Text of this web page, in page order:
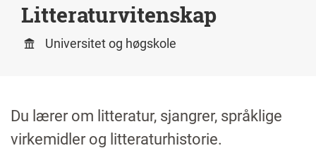
Litteraturvitenskap
Universitet og høgskole
Du lærer om litteratur, sjangrer, språklige
virkemidler og litteraturhistorie.